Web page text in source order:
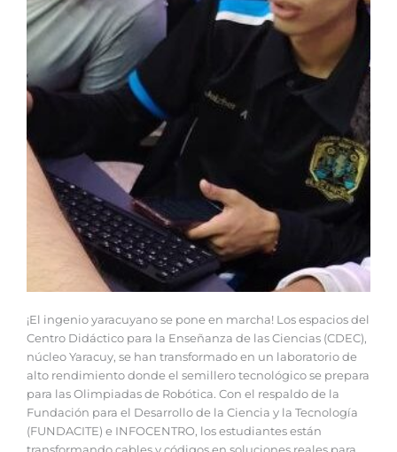
¡El ingenio yaracuyano se pone en marcha! Los espacios del
Centro Didáctico para la Enseñanza de las Ciencias (CDEC),
núcleo Yaracuy, se han transformado en un laboratorio de
alto rendimiento donde el semillero tecnológico se prepara
para las Olimpiadas de Robótica. Con el respaldo de la
Fundación para el Desarrollo de la Ciencia y la Tecnología
(FUNDACITE) e INFOCENTRO, los estudiantes están